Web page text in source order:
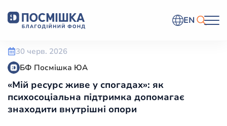
EN
30 черв. 2026
БФ Посмішка ЮА
«Мій ресурс живе у спогадах»: як
психосоціальна підтримка допомагає
знаходити внутрішні опори